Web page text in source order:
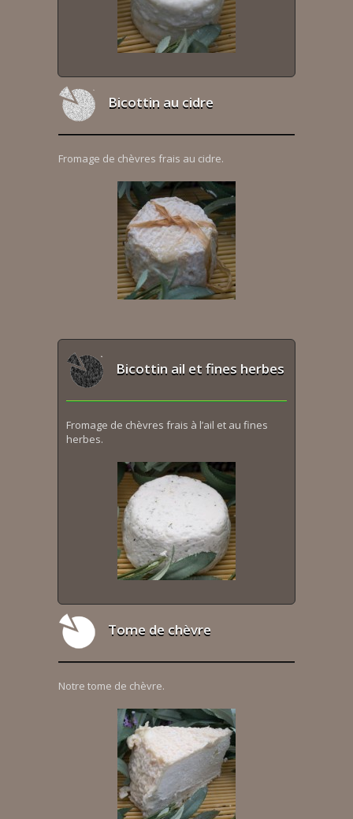
Bicottin au cidre
Fromage de chèvres frais au cidre.
Bicottin ail et fines herbes
Fromage de chèvres frais à l’ail et au fines
herbes.
Tome de chèvre
Notre tome de chèvre.